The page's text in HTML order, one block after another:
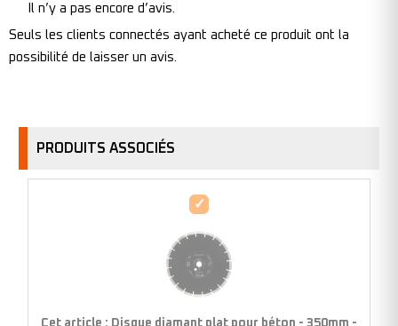
Il n’y a pas encore d’avis.
Seuls les clients connectés ayant acheté ce produit ont la
possibilité de laisser un avis.
PRODUITS ASSOCIÉS
Disque
pour
béton